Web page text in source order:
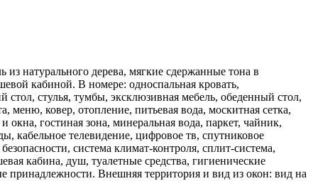
натурального дерева, мягкие сдержанные тона в
кабиной. В номере: односпальная кровать,
стулья, тумбы, эксклюзивная мебель, обеденный стол,
ковер, отопление, питьевая вода, москитная сетка,
гостиная зона, минеральная вода, паркет, чайник,
кабельное телевидение, цифровое тв, спутниковое
система климат-контроля, сплит-система,
кабина, душ, туалетные средства, гигиенические
принадлежности. Внешняя территория и вид из окон: вид на